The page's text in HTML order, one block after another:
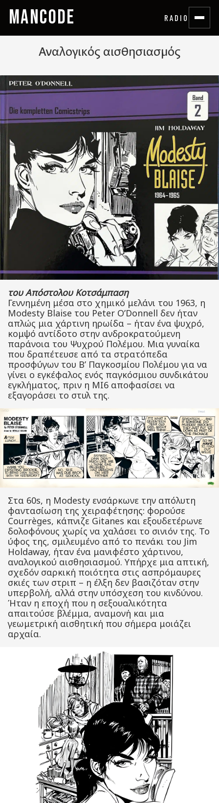
MANCODE RADIO
Αναλογικός αισθησιασμός
του Απόστολου Κοτσάμπαση
Γεννημένη μέσα στο χημικό μελάνι του 1963, η
Modesty Blaise του Peter O’Donnell δεν ήταν
απλώς μια χάρτινη ηρωίδα – ήταν ένα ψυχρό,
κομψό αντίδοτο στην ανδροκρατούμενη
παράνοια του Ψυχρού Πολέμου. Μια γυναίκα
που δραπέτευσε από τα στρατόπεδα
προσφύγων του Β’ Παγκοσμίου Πολέμου για να
γίνει ο εγκέφαλος ενός παγκόσμιου συνδικάτου
εγκλήματος, πριν η MI6 αποφασίσει να
εξαγοράσει το στυλ της.
Στα 60s, η Modesty ενσάρκωνε την απόλυτη
φαντασίωση της χειραφέτησης: φορούσε
Courrèges, κάπνιζε Gitanes και εξουδετέρωνε
δολοφόνους χωρίς να χαλάσει το σινιόν της. Το
ύφος της, σμιλευμένο από το πενάκι του Jim
Holdaway, ήταν ένα μανιφέστο χάρτινου,
αναλογικού αισθησιασμού. Υπήρχε μια απτική,
σχεδόν σαρκική ποιότητα στις ασπρόμαυρες
σκιές των στριπ – η έλξη δεν βασιζόταν στην
υπερβολή, αλλά στην υπόσχεση του κινδύνου.
Ήταν η εποχή που η σεξουαλικότητα
απαιτούσε βλέμμα, αναμονή και μια
γεωμετρική αισθητική που σήμερα μοιάζει
αρχαία.